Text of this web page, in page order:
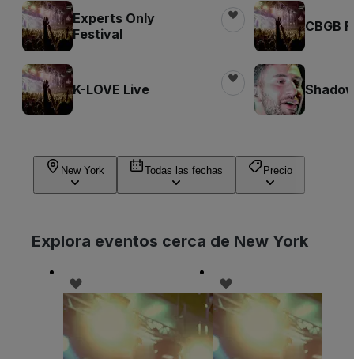
Experts Only
Festival
K-LOVE Live
CBGB
New York Todas las fechas Precio
Explora eventos cerca de New York